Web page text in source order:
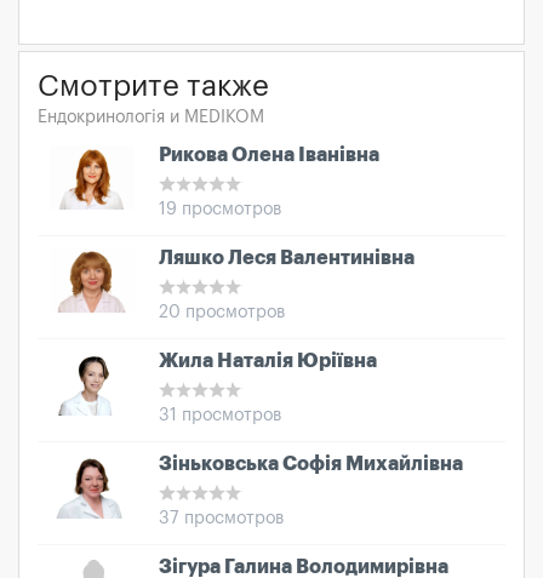
Смотрите также
Ендокринологія и MEDIKOM
Рикова Олена Іванівна
19 просмотров
Ляшко Леся Валентинівна
20 просмотров
Жила Наталія Юріївна
31 просмотров
Зіньковська Софія Михайлівна
37 просмотров
Зігура Галина Володимирівна